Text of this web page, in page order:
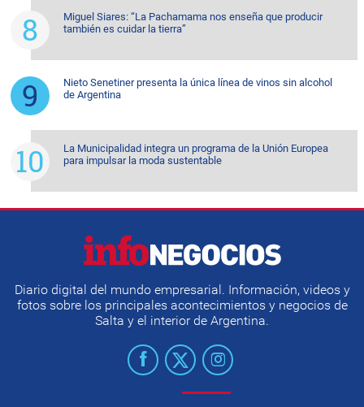
Miguel Siares: “La Pachamama nos enseña que producir
también es cuidar la tierra”
Nieto Senetiner presenta la única línea de vinos sin alcohol
de Argentina
La Municipalidad integra un programa de la Unión Europea
para impulsar la moda sustentable
Diario digital del mundo empresarial. Información, videos y
fotos sobre los principales acontecimientos y negocios de
Salta y el interior de Argentina.